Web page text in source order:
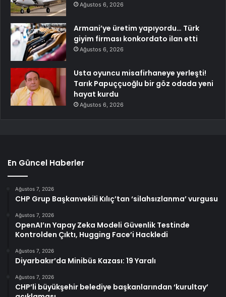
Ağustos 6, 2026
Armani’ye üretim yapıyordu… Türk
giyim firması konkordato ilan etti
Ağustos 6, 2026
Usta oyuncu misafirhaneye yerleşti!
Tarık Papuççuoğlu bir göz odada yeni
hayat kurdu
Ağustos 6, 2026
En Güncel Haberler
Ağustos 7, 2026
CHP Grup Başkanvekili Kılıç’tan ‘silahsızlanma’ vurgusu
Ağustos 7, 2026
OpenAI’ın Yapay Zeka Modeli Güvenlik Testinde
Kontrolden Çıktı, Hugging Face’i Hackledi
Ağustos 7, 2026
Diyarbakır’da Minibüs Kazası: 19 Yaralı
Ağustos 7, 2026
CHP’li büyükşehir belediye başkanlarından ‘kurultay’